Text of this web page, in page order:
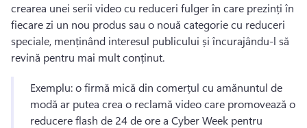
crearea unei serii video cu reduceri fulger în care prezinți în
fiecare zi un nou produs sau o nouă categorie cu reduceri
speciale, menținând interesul publicului și încurajându-l să
revină pentru mai mult conținut.
Exemplu: o firmă mică din comerțul cu amănuntul de
modă ar putea crea o reclamă video care promovează o
reducere flash de 24 de ore a Cyber Week pentru